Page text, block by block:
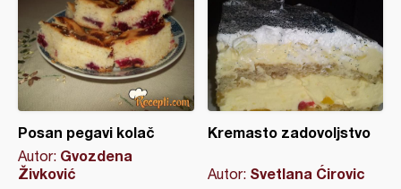
Posan pegavi kolač
Autor: Gvozdena
Živković
Kremasto zadovoljstvo
Autor: Svetlana Ćirovic